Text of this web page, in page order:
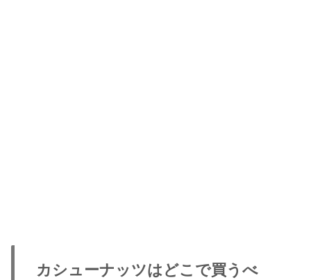
カシューナッツはどこで買うべ